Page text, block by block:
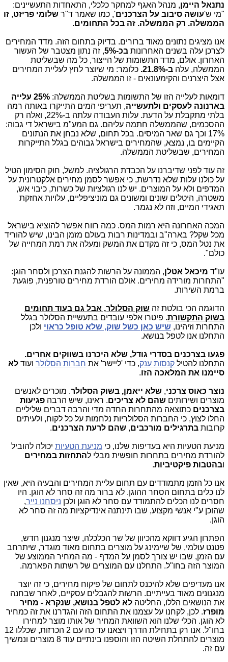
נתנאל היימן, מנהל האגף למחקר כלכלי, התאחדות התעשיינים:
"מי ש'עושה סיבוב על הצרכנים', כמו שאמר ד"ר שלומי פריזט, זו
הממשלה. רק הממשלה. זה בכל התחומים.
אנו מציגים נתונים מאוד ברורים. בדיוק בתחום הזה. מדד המחירים
לצרכן עלה בשנים האחרונות בכ-5%
, זה נתון מצטבר של העשור
האחרון. אולם, מדד התשומות של הייצור, כל מה שבשליטת
הממשלה, עלה ב-21.8%.
כלומר: מי שיוצר לחץ לעליית המחירים
אצל היצרנים והקימעונאים - זו הממשלה.
דומאות לעלייה הזו של התשומות בשליטת הממשלה:
25% עלייה
בארנונה לעסקים ולתעשייה, תעריפי המים התייקרו באותה רמה
בלתי מתקבלת על הדעת. עלות העבודה עלתה ב-22%, ואלה רק
ההסכמים, שהממשלה חתמה עליהם. גם המע"מ בישראל די גבוה:
17% וכך גם שאר המיסים. בכל תחום, שלא נבחן את הנתונים
הקיימים בו, נמצא, שהמחירים בישראל גבוהים בגלל התייקרות
המחירים, שבשליטת הממשלה.
זה עוד לפני שדיברנו על הכבדת הרגולציה. למשל, חוק הסימון הטיל
על כולנו עלות שלא נדרשת, כי אפשר לסמן מחירים אלקטרונית על
המדפים ולא על המוצרים. יש לנו רגולציות של כשרות, כיבוי אש,
משטרה, היטלים שונים ומשונים גם מוניציפליים, עלויות אחזקת
תאגידי המיים, וזה לא נגמר.
המכה האחרונה היא רמות המס. כמה רווח אפשר להוציא בישראל
מכל שקל? בארה"ב ובמדינות רבות בעולם מזמן הבינו, שיש להוריד
את נטל המס, כי זה מקדם את המשק ומעלה את רמת המחייה של
כולם".
עו"ד מיכאל אטלן, הממונה על הרשות להגנת הצרכן ולסחר הוגן:
"התחרות מורידה מחירים. אולם הורדת מחירים טורפנית, פוגעת
ברמת השירות.
הדוגמה הכי בולטת זה שוק הסלולר, אבל גם בעוד תחומים
בשוק התקשורת. פיטרו אלפי עובדים בתעשיית הסלולר בגלל
התחרות וזיהינו, שיש כאן כשל שוק, שלא טופל כראוי ולכן
התחלנו אנו לטפל בנושא.
פגעו בצרכנים בסדרי גודל, שלא היכרנו בשווקים אחרים.
התחלנו להטיל קנסות ענק, כדי 'ליישר' את חברות הסלולר ועוד לא
סיימנו את המלאכה הזו.
נוצר כאוס צרכני, שלא ייאמן, בשוק הסלולר. מוכרים לאנשים
מוצרים ושירותים שהם לא צריכים. ראינו, שיש הרבה פגיעות
בצרכנים כתוצאה מהתחרות החדה מדי והרבה דברים שליליים
החלו לצוץ, כי החברות הסלולריות נלחמות על כל לקוח, ולעיתים
קרובות בתרגילים מורכבים, שהם לרעת הצרכנים.
מניעת הטעיות היא בעדיפות שלנו, כי מניעת הטעיות יכולה להוביל
להורדת מחירים בתחרות חופשית מבלי להתחזות במחירים
ובהטבות פיקטיביות.
אנו כל הזמן מתמודדים עם תחום עליית המחירים והבעיה היא, שאין
לנו כלים בתחום הסחר ההוגן. לא ברור מה זה סחר לא הוגן. היו
חסרים לנו הכלים להתמודד עם סחר לא הוגן ולכן ניסחנו נייר,
שהוכן ע"י אנשי מקצוע, שבו תינתנה אינדיקציות מה זה סחר לא
הוגן.
הפתרון הגיע דווקא מהכיוון של שר הכלכלה, שיצר מנגנון חדש,
פטנט עולמי, של שיימינג על מוצרים בתחום מאוד מוגדר, שיתרחב
עם הזמן, שבו יש צורך לסמן על המדף - מה המחיר הממוצע של
המוצר הזה בחו"ל. התחלנו עם המוצרים של רשתות הפארמה.
אנו מעדיפים שלא להיכנס לתחום של פיקוח מחירים, כי זה יוצר
מנגנונים מאוד בעייתיים. הרשות להגבלים עסקיים, לאחר שבחנה
את הנושאים הללו, החליטה לא לטפל בנושא, שנקרא - מחיר
מופרז. לכן, לקחנו על עצמנו את התחום הזה והגדרנו את זה כמחיר
לא הוגן. הכלי שלנו הוא השוואת המחיר של אותו מוצר למחירו
בחו"ל. אנו רק בתחילת הדרך ויצאנו עד כה עם 2 הכרזות, שכללו 12
מוצרים להתחלת השיטה הזו והוספנו בינתיים עוד 8 מוצרים ונמשיך
עם זה.